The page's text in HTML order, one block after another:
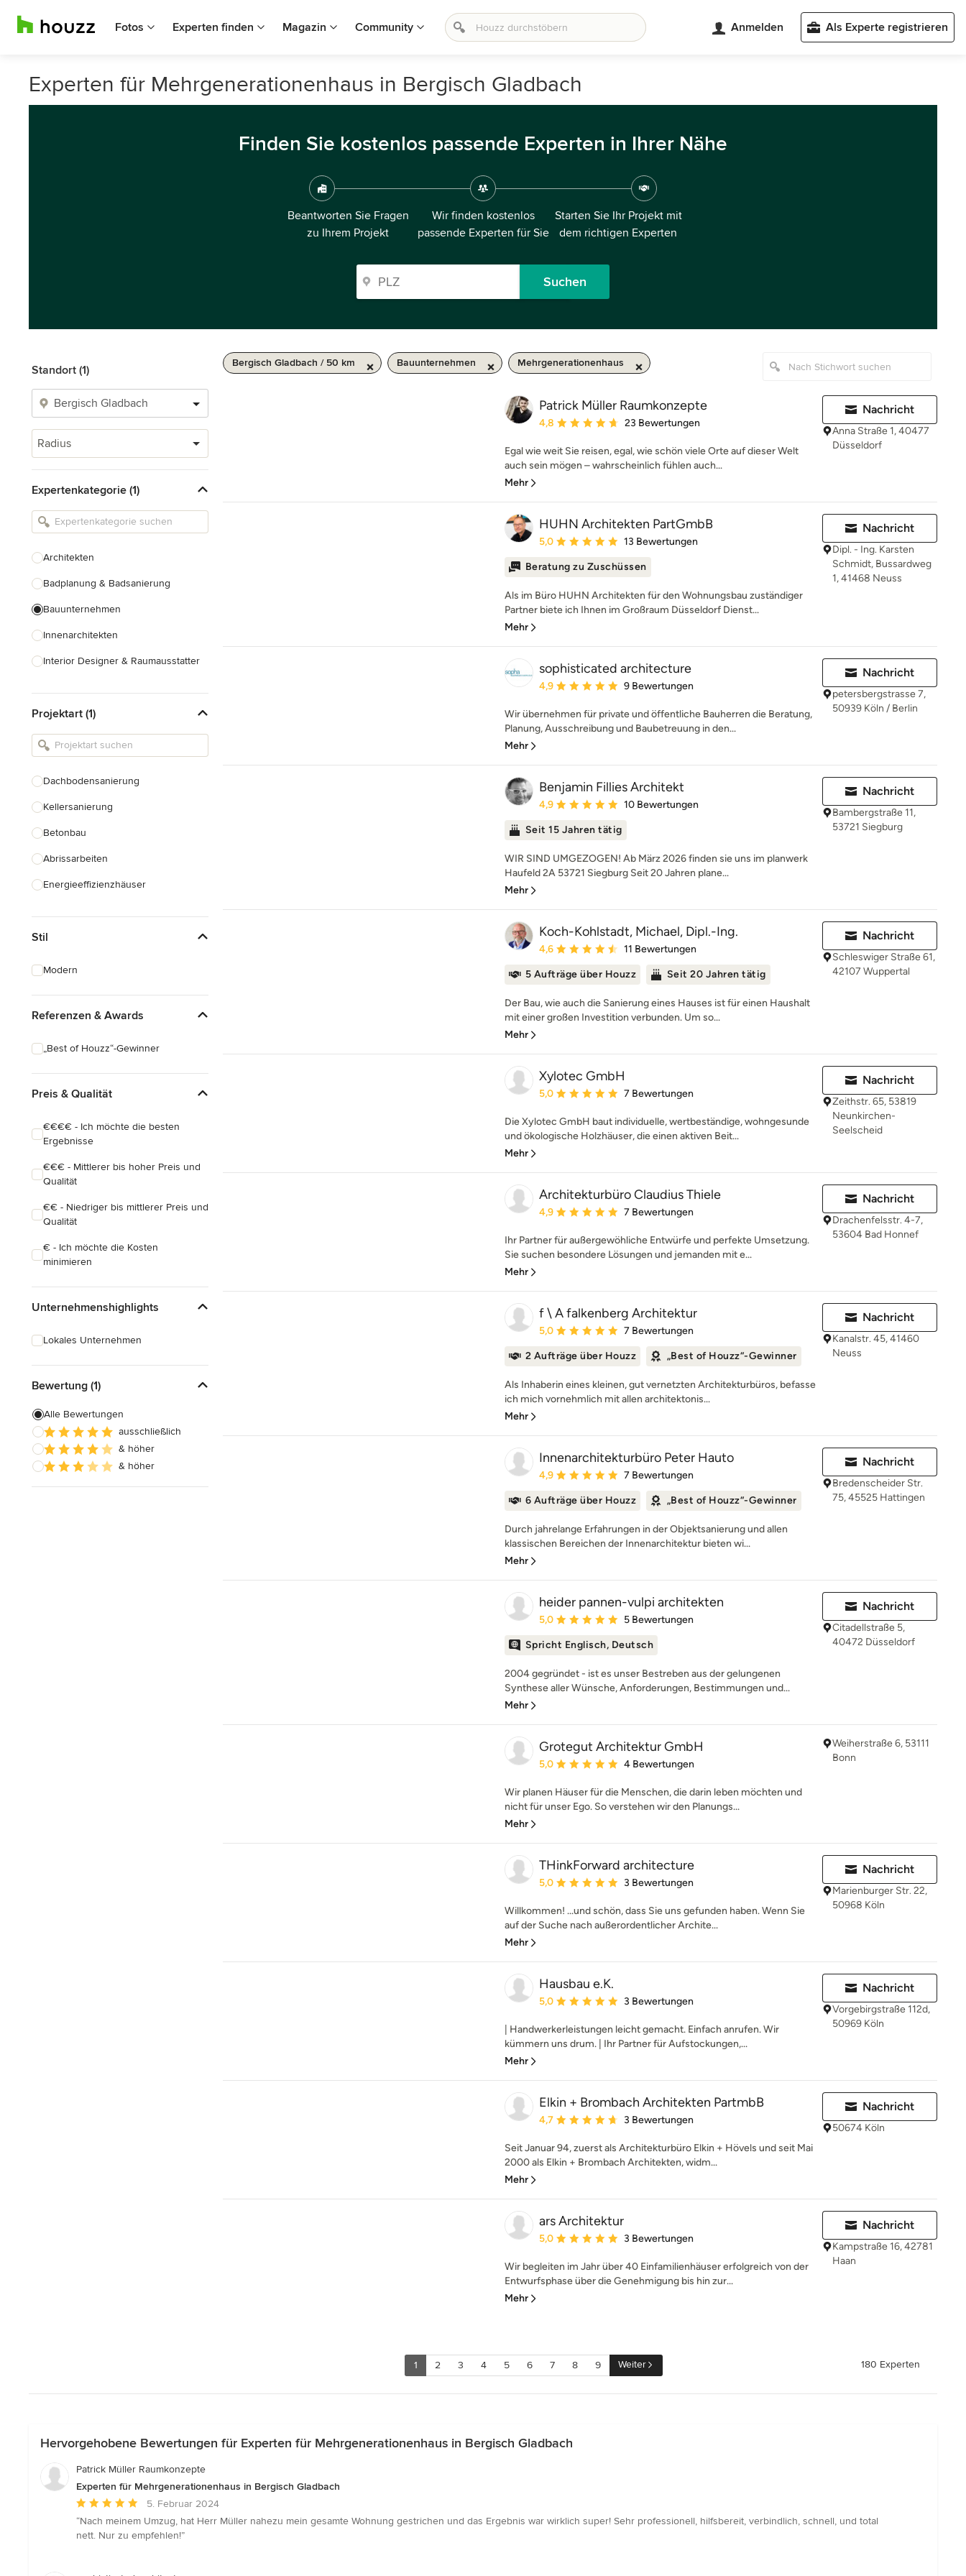
Fotos Experten finden Magazin Community Anmelden Als Experte registrieren
Experten für Mehrgenerationenhaus in Bergisch Gladbach
Finden Sie kostenlos passende Experten in Ihrer Nähe
Beantworten Sie Fragen
zu Ihrem Projekt
Wir finden kostenlos
passende Experten für Sie
Starten Sie Ihr Projekt mit
dem richtigen Experten
Suchen
Standort (1)
Radius
Expertenkategorie (1)
Architekten
Badplanung & Badsanierung
Bauunternehmen
Innenarchitekten
Interior Designer & Raumausstatter
Landschaftsarchitekten
Armaturen & Sanitärbedarf
Projektart (1)
Dachbodensanierung
Kellersanierung
Betonbau
Abrissarbeiten
Energieeffizienzhäuser
Garagenbau
Hauserweiterungen
Alle anzeigen
Stil
Modern
Referenzen & Awards
„Best of Houzz“-Gewinner
Preis & Qualität
€€€€ - Ich möchte die besten
Ergebnisse
€€€ - Mittlerer bis hoher Preis und
Qualität
€€ - Niedriger bis mittlerer Preis und
Qualität
€ - Ich möchte die Kosten
minimieren
Unternehmenshighlights
Lokales Unternehmen
Bewertung (1)
Alle Bewertungen
ausschließlich
& höher
& höher
Bergisch Gladbach / 50 km Bauunternehmen Mehrgenerationenhaus
Patrick Müller Raumkonzepte
Durchschnittliche Bewertung: 4.8 von 5 Sternen
4,8 23 Bewertungen
Egal wie weit Sie reisen, egal, wie schön viele Orte auf dieser Welt
auch sein mögen – wahrscheinlich fühlen auch...
Mehr
Nachricht
Anna Straße 1, 40477
Düsseldorf
HUHN Architekten PartGmbB
Durchschnittliche Bewertung: 5 von 5 Sternen
5,0 13 Bewertungen
Beratung zu Zuschüssen
Als im Büro HUHN Architekten für den Wohnungsbau zuständiger
Partner biete ich Ihnen im Großraum Düsseldorf Dienst...
Mehr
Nachricht
Dipl. - Ing. Karsten
Schmidt, Bussardweg
1, 41468 Neuss
sophisticated architecture
Durchschnittliche Bewertung: 4.9 von 5 Sternen
4,9 9 Bewertungen
Wir übernehmen für private und öffentliche Bauherren die Beratung,
Planung, Ausschreibung und Baubetreuung in den...
Mehr
Nachricht
petersbergstrasse 7,
50939 Köln / Berlin
Benjamin Fillies Architekt
Durchschnittliche Bewertung: 4.9 von 5 Sternen
4,9 10 Bewertungen
Seit 15 Jahren tätig
WIR SIND UMGEZOGEN! Ab März 2026 finden sie uns im planwerk
Haufeld 2A 53721 Siegburg Seit 20 Jahren plane...
Mehr
Nachricht
Bambergstraße 11,
53721 Siegburg
Koch-Kohlstadt, Michael, Dipl.-Ing.
Durchschnittliche Bewertung: 4.6 von 5 Sternen
4,6 11 Bewertungen
5 Aufträge über Houzz Seit 20 Jahren tätig
Der Bau, wie auch die Sanierung eines Hauses ist für einen Haushalt
mit einer großen Investition verbunden. Um so...
Mehr
Nachricht
Schleswiger Straße 61,
42107 Wuppertal
Xylotec GmbH
Durchschnittliche Bewertung: 5 von 5 Sternen
5,0 7 Bewertungen
Die Xylotec GmbH baut individuelle, wertbeständige, wohngesunde
und ökologische Holzhäuser, die einen aktiven Beit...
Mehr
Nachricht
Zeithstr. 65, 53819
Neunkirchen-
Seelscheid
Architekturbüro Claudius Thiele
Durchschnittliche Bewertung: 4.9 von 5 Sternen
4,9 7 Bewertungen
Ihr Partner für außergewöhliche Entwürfe und perfekte Umsetzung.
Sie suchen besondere Lösungen und jemanden mit e...
Mehr
Nachricht
Drachenfelsstr. 4-7,
53604 Bad Honnef
f \ A falkenberg Architektur
Durchschnittliche Bewertung: 5 von 5 Sternen
5,0 7 Bewertungen
2 Aufträge über Houzz „Best of Houzz“-Gewinner
Als Inhaberin eines kleinen, gut vernetzten Architekturbüros, befasse
ich mich vornehmlich mit allen architektonis...
Mehr
Nachricht
Kanalstr. 45, 41460
Neuss
Innenarchitekturbüro Peter Hauto
Durchschnittliche Bewertung: 4.9 von 5 Sternen
4,9 7 Bewertungen
6 Aufträge über Houzz „Best of Houzz“-Gewinner
Durch jahrelange Erfahrungen in der Objektsanierung und allen
klassischen Bereichen der Innenarchitektur bieten wi...
Mehr
Nachricht
Bredenscheider Str.
75, 45525 Hattingen
heider pannen-vulpi architekten
Durchschnittliche Bewertung: 5 von 5 Sternen
5,0 5 Bewertungen
Spricht Englisch, Deutsch
2004 gegründet - ist es unser Bestreben aus der gelungenen
Synthese aller Wünsche, Anforderungen, Bestimmungen und...
Mehr
Nachricht
Citadellstraße 5,
40472 Düsseldorf
Grotegut Architektur GmbH
Durchschnittliche Bewertung: 5 von 5 Sternen
5,0 4 Bewertungen
Wir planen Häuser für die Menschen, die darin leben möchten und
nicht für unser Ego. So verstehen wir den Planungs...
Mehr
Weiherstraße 6, 53111
Bonn
THinkForward architecture
Durchschnittliche Bewertung: 5 von 5 Sternen
5,0 3 Bewertungen
Willkommen! ...und schön, dass Sie uns gefunden haben. Wenn Sie
auf der Suche nach außerordentlicher Archite...
Mehr
Nachricht
Marienburger Str. 22,
50968 Köln
Hausbau e.K.
Durchschnittliche Bewertung: 5 von 5 Sternen
5,0 3 Bewertungen
| Handwerkerleistungen leicht gemacht. Einfach anrufen. Wir
kümmern uns drum. | Ihr Partner für Aufstockungen,...
Mehr
Nachricht
Vorgebirgstraße 112d,
50969 Köln
Elkin + Brombach Architekten PartmbB
Durchschnittliche Bewertung: 4.7 von 5 Sternen
4,7 3 Bewertungen
Seit Januar 94, zuerst als Architekturbüro Elkin + Hövels und seit Mai
2000 als Elkin + Brombach Architekten, widm...
Mehr
Nachricht
50674 Köln
ars Architektur
Durchschnittliche Bewertung: 5 von 5 Sternen
5,0 3 Bewertungen
Wir begleiten im Jahr über 40 Einfamilienhäuser erfolgreich von der
Entwurfsphase über die Genehmigung bis hin zur...
Mehr
Nachricht
Kampstraße 16, 42781
Haan
1 2 3 4 5 6 7 8 9 Weiter 180 Experten
Hervorgehobene Bewertungen für Experten für Mehrgenerationenhaus in Bergisch Gladbach
Patrick Müller Raumkonzepte
Experten für Mehrgenerationenhaus in Bergisch Gladbach
Durchschnittliche
Bewertung:
5
5. Februar 2024
“Nach meinem Umzug, hat Herr Müller nahezu mein gesamte Wohnung gestrichen und das Ergebnis war wirklich super! Sehr professionell, hilfsbereit, verbindlich, schnell, und total
nett. Nur zu empfehlen!”